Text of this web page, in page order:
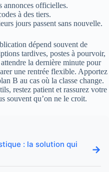
annonces officielles.
à des tiers.
jours passent sans nouvelle.
dépend souvent de
tardives, postes à pourvoir,
la dernière minute pour
une rentrée flexible. Apportez
B au cas où la classe change.
restez patient et rassurez votre
souvent qu’on ne le croit.
: la solution qui
→